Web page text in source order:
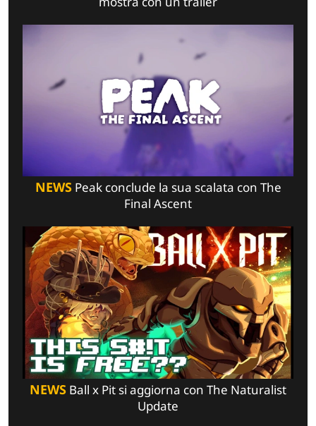
NEWSPeak conclude la sua scalata con The
Final Ascent
NEWS Ball x Pit si aggiorna con The Naturalist
Update